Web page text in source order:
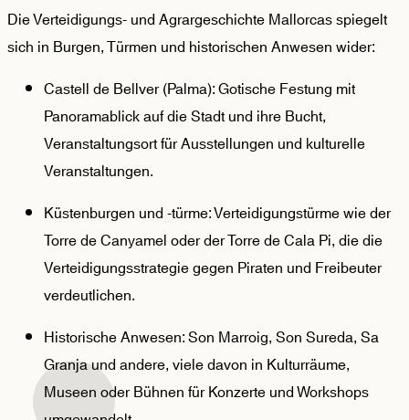
Die Verteidigungs- und Agrargeschichte Mallorcas spiegelt
sich in Burgen, Türmen und historischen Anwesen wider:
Castell de Bellver (Palma): Gotische Festung mit
Panoramablick auf die Stadt und ihre Bucht,
Veranstaltungsort für Ausstellungen und kulturelle
Veranstaltungen.
Küstenburgen und -türme: Verteidigungstürme wie der
Torre de Canyamel oder der Torre de Cala Pi, die die
Verteidigungsstrategie gegen Piraten und Freibeuter
verdeutlichen.
Historische Anwesen: Son Marroig, Son Sureda, Sa
Granja und andere, viele davon in Kulturräume,
Museen oder Bühnen für Konzerte und Workshops